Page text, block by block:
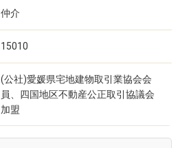
仲介
15010
(公社)愛媛県宅地建物取引業協会会
員、四国地区不動産公正取引協議会
加盟